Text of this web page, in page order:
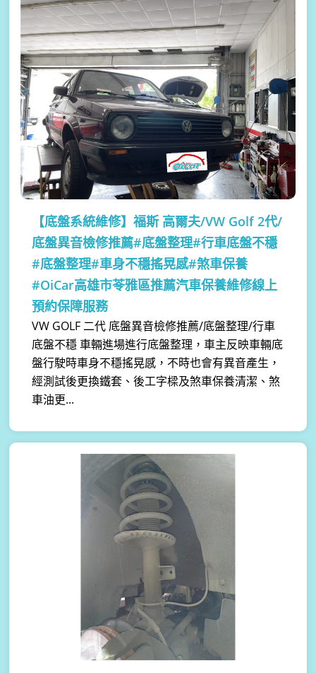
【底盤系統維修】福斯 高爾夫/VW Golf 2代/
底盤異音檢修推薦#底盤整理#行車底盤不穩
#底盤整理#車身不穩搖晃感#煞車保養
#OiCar高雄市苓雅區推薦汽車保養維修線上
預約保障服務
VW GOLF 二代 底盤異音檢修推薦/底盤整理/行車
底盤不穩 車輛進場進行底盤整理，車主反映車輛底
盤行駛時車身不穩搖晃感，不時也會有異音產生，
經測試後更換鐵套、後工字樑及煞車保養清潔、煞
車油更...